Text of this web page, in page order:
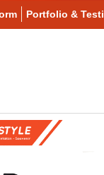
Portfolio &